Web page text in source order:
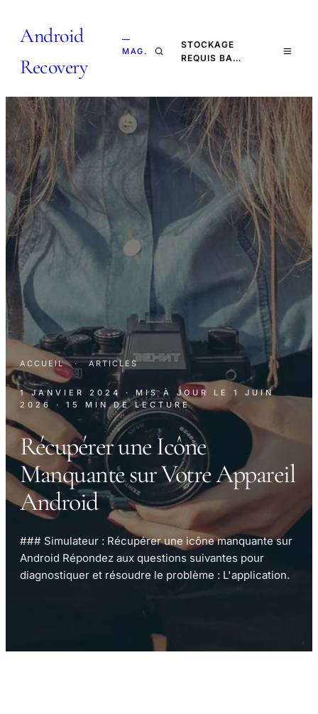
Android
Recovery
—
MAG.
STOCKAGE
REQUIS BA…
ACCUEIL · ARTICLES
1 JANVIER 2024 · MIS À JOUR LE 1 JUIN
2026
· 15 MIN DE LECTURE
Récupérer une Icône
Manquante sur Votre Appareil
Android
### Simulateur : Récupérer une icône manquante sur
Android Répondez aux questions suivantes pour
diagnostiquer et résoudre le problème : L'application.